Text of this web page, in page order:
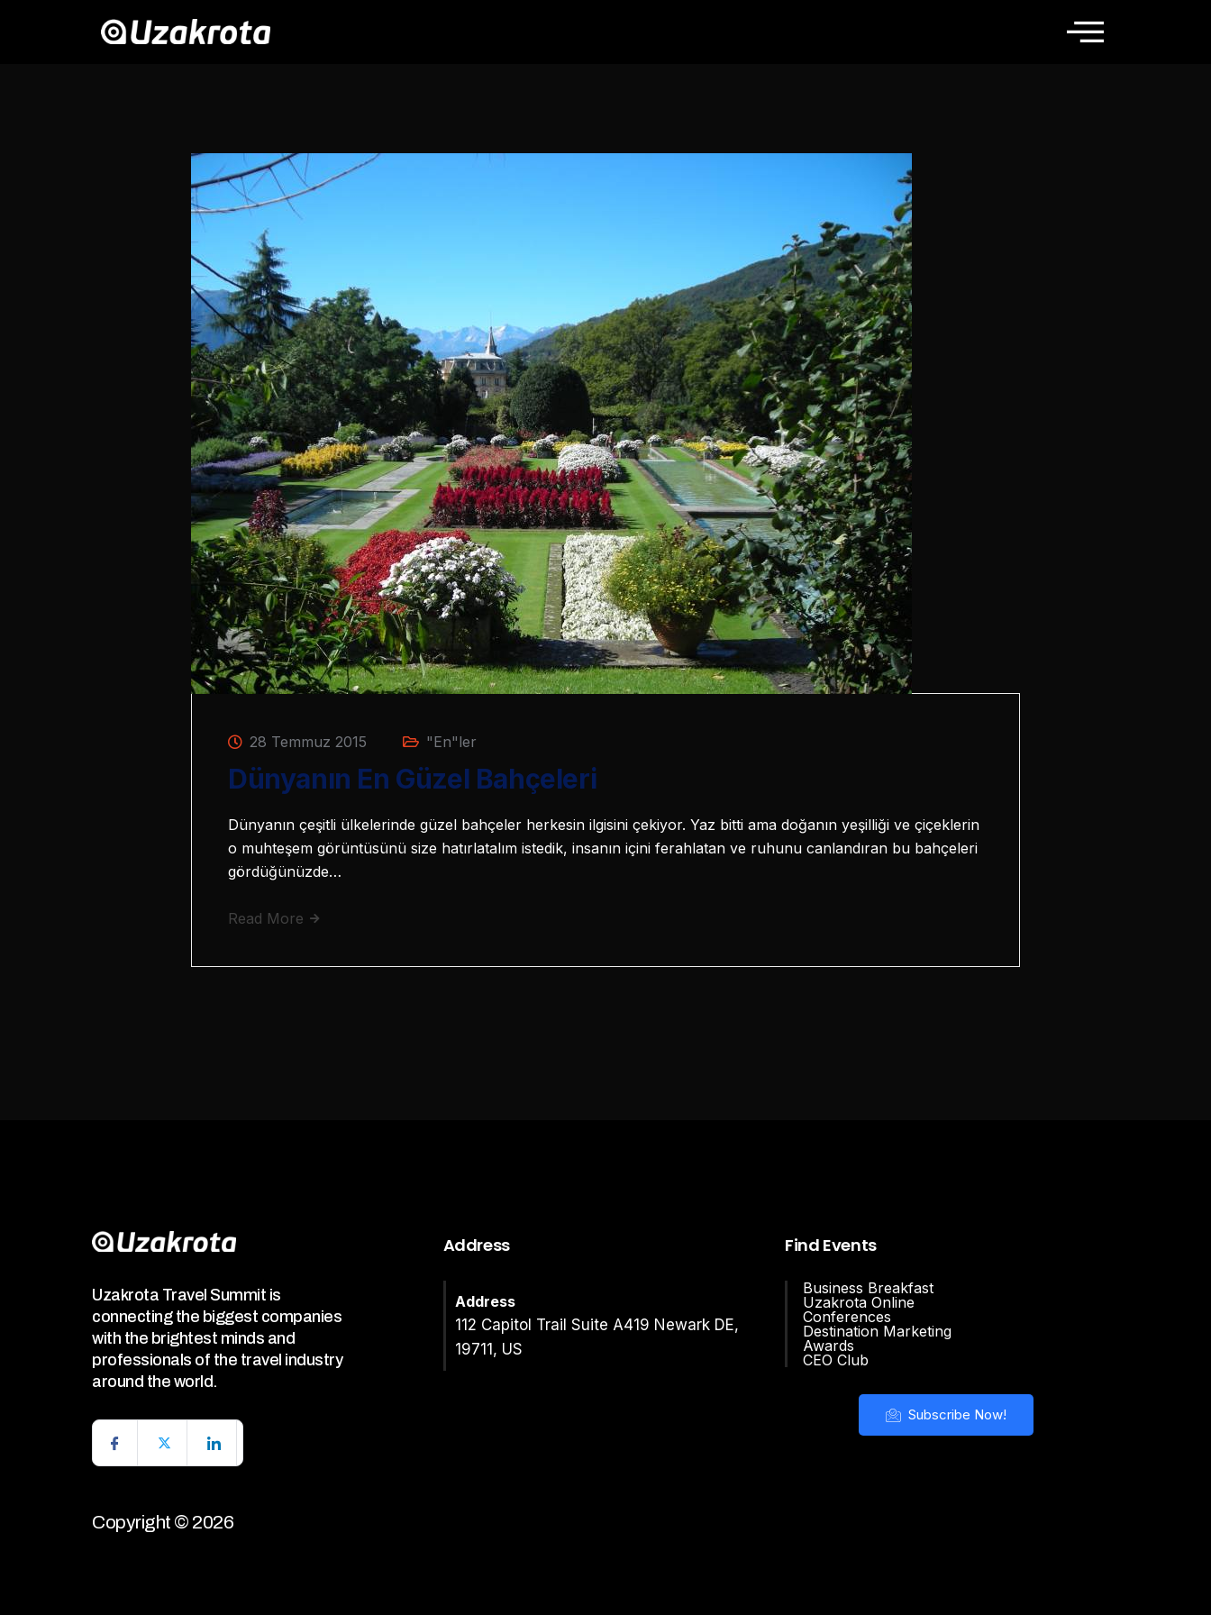
28 Temmuz 2015 "En"ler
Dünyanın En Güzel Bahçeleri
Dünyanın çeşitli ülkelerinde güzel bahçeler herkesin ilgisini çekiyor. Yaz bitti ama doğanın yeşilliği ve çiçeklerin
o muhteşem görüntüsünü size hatırlatalım istedik, insanın içini ferahlatan ve ruhunu canlandıran bu bahçeleri
gördüğünüzde…
Read More
Uzakrota Travel Summit is
connecting the biggest companies
with the brightest minds and
professionals of the travel industry
around the world.
Copyright © 2026
Address
Address
112 Capitol Trail Suite A419 Newark DE,
19711, US
Find Events
Business Breakfast
Uzakrota Online
Conferences
Destination Marketing
Awards
CEO Club
Subscribe Now!